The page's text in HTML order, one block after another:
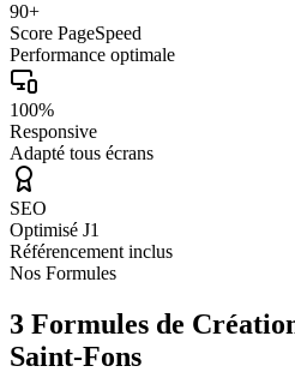
90+
Score PageSpeed
Performance optimale
100%
Responsive
Adapté tous écrans
SEO
Optimisé J1
Référencement inclus
Nos Formules
3 Formules de
Saint-Fons